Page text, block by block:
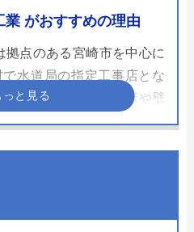
がおすすめの理由
点のある宮崎市を中心に
水道局の指定工事店とな
リフォームと同時に床や壁
、トイレリフォームでは便
フォーム3点セットも人気
ジではさまざまなプラン